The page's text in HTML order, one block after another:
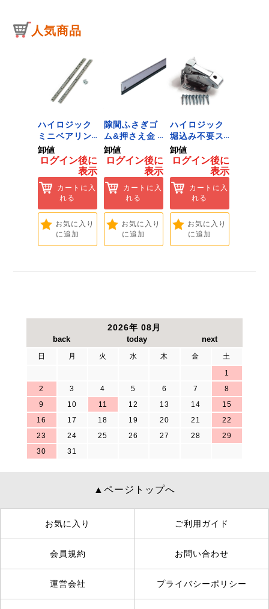
人気商品
ハイロジック
ミニベアリン
グタイプ 310
ミリ 72958
Hardware]
卸値
ログイン後に
表示
カートに入
れる
お気に入り
に追加
隙間ふさぎゴ
ム&押さえ金
物 72909
卸値
ログイン後に
表示
カートに入
れる
お気に入り
に追加
ハイロジック
堀込み不要ス
ライド蝶番S
無兼用 P-726
Hardware]
卸値
ログイン後に
表示
カートに入
れる
お気に入り
に追加
2026年 08月
日 月 火 水 木 金
土
1
2
3 4 5 6 7
8
9
10 11 12 13 14
15
16
17 18 19 20 21
22
23
24 25 26 27 28
29
30
31
▲ページトップへ
お気に入り ご利用ガイド
会員規約 お問い合わせ
運営会社 プライバシーポリシー